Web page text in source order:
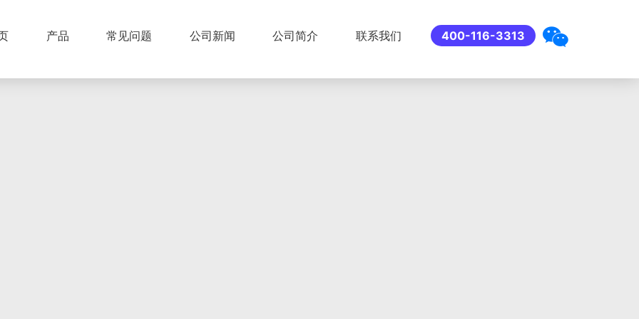
产品 常见问题 公司新闻 公司简介 联系我们 400-116-3313